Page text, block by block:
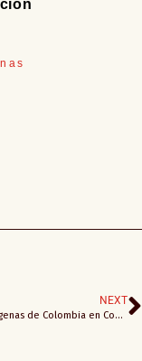
NEXT
Pueblos Indígenas de Colombia en Concentración Permanente para Defender la Reforma Pensional